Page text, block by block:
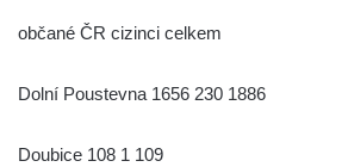
občané ČR cizinci celkem
Dolní Poustevna 1656 230 1886
Doubice 108 1 109